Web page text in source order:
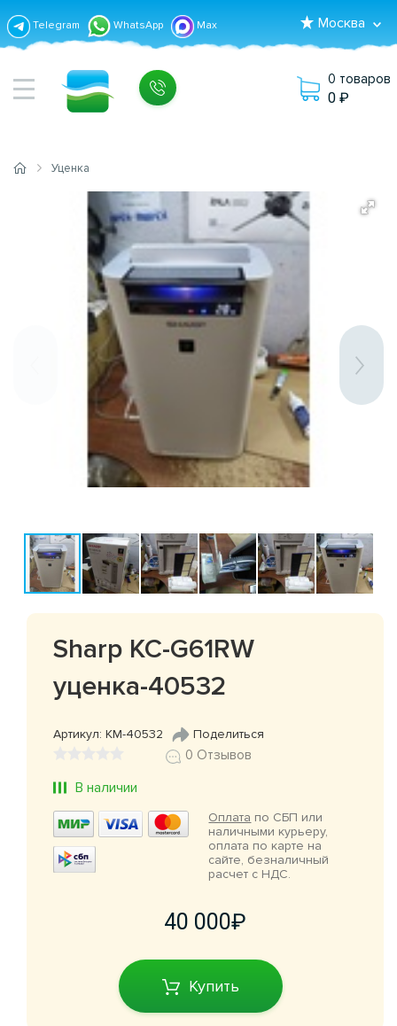
Telegram WhatsApp Max Москва
0 товаров
0
Уценка
Sharp KC-G61RW
уценка-40532
Артикул: КМ-40532 Поделиться
0 Отзывов
В наличии
Оплата по СБП или
наличными курьеру,
оплата по карте на
сайте, безналичный
расчет с НДС.
40 000
Купить